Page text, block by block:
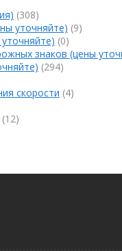
(308)
уточняйте) (9)
(0)
знаков (цены
(294)
скорости (4)
(12)